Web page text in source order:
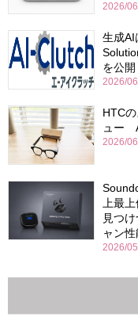
2026/
生成AI
を公開
2026/
HTC
ュー
2026/
上最
見つ
ャン
2026/